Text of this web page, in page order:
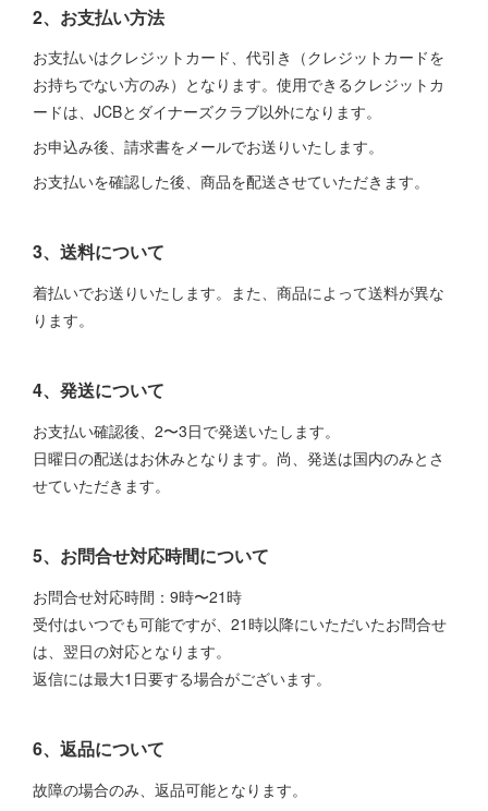
2、お支払い方法
お支払いはクレジットカード、代引き（クレジットカードを
お持ちでない方のみ）となります。使用できるクレジットカ
ードは、JCBとダイナーズクラブ以外になります。
お申込み後、請求書をメールでお送りいたします。
お支払いを確認した後、商品を配送させていただきます。
3、送料について
着払いでお送りいたします。また、商品によって送料が異な
ります。
4、発送について
お支払い確認後、2〜3日で発送いたします。
日曜日の配送はお休みとなります。尚、発送は国内のみとさ
せていただきます。
5、お問合せ対応時間について
お問合せ対応時間：9時〜21時
受付はいつでも可能ですが、21時以降にいただいたお問合せ
は、翌日の対応となります。
返信には最大1日要する場合がございます。
6、返品について
故障の場合のみ、返品可能となります。